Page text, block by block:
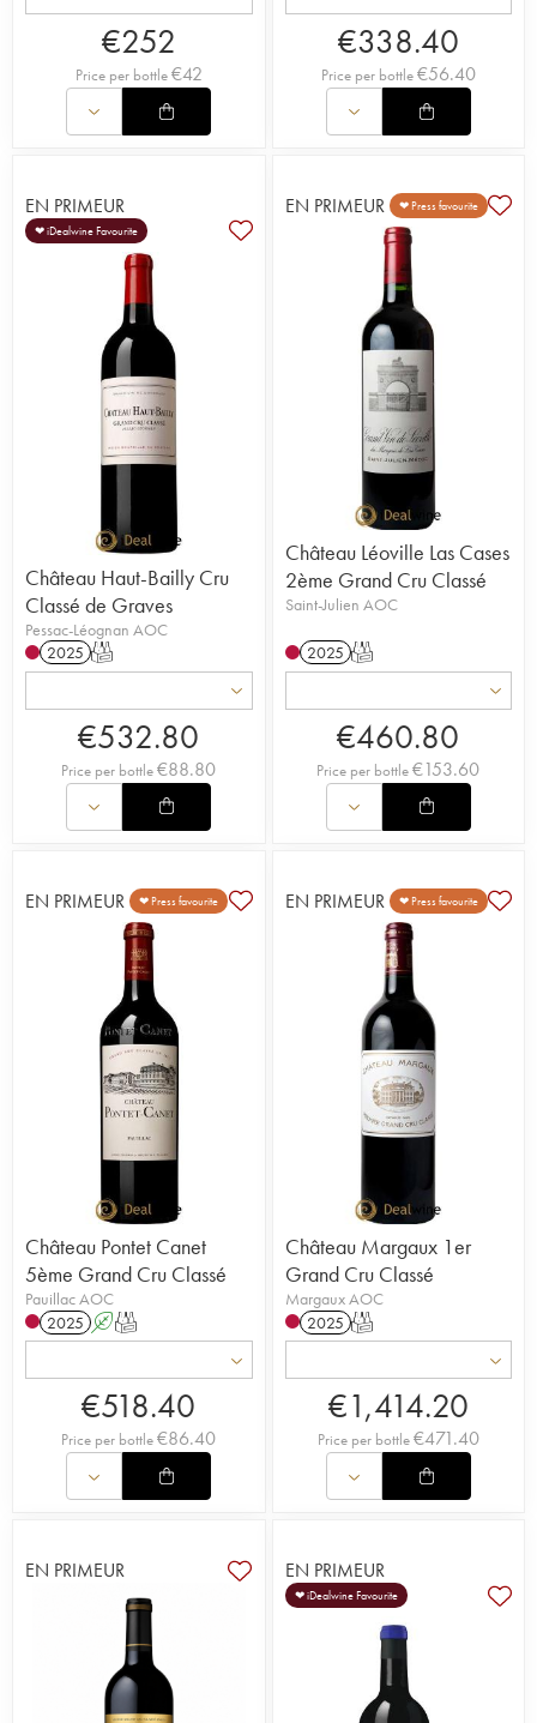
€252
Price per bottle€42
€338.40
Price per bottle€56.40
EN PRIMEUR
❤ iDealwine Favourite
Château Haut-Bailly Cru
Classé de Graves
Pessac-Léognan AOC
2025 T
€532.80
Price per bottle€88.80
EN PRIMEUR ❤ Press favourite
Château Léoville Las Cases
2ème Grand Cru Classé
Saint-Julien AOC
2025 T
€460.80
Price per bottle€153.60
EN PRIMEUR ❤ Press favourite
Château Pontet Canet
5ème Grand Cru Classé
Pauillac AOC
2025 AT
€518.40
Price per bottle€86.40
EN PRIMEUR ❤ Press favourite
Château Margaux 1er
Grand Cru Classé
Margaux AOC
2025 T
€1,414.20
Price per bottle€471.40
EN PRIMEUR EN PRIMEUR
❤ iDealwine Favourite